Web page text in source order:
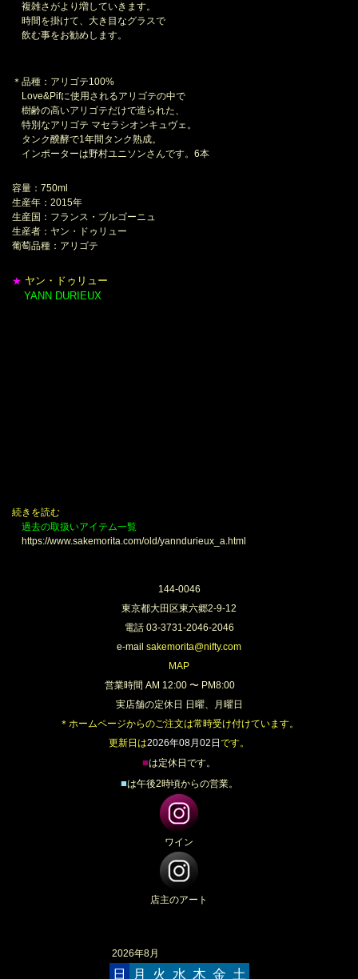
複雑さがより増していきます。
時間を掛けて、大き目なグラスで
飲む事をお勧めします。
＊品種：アリゴテ100%
Love&Pifに使用されるアリゴテの中で
樹齢の高いアリゴテだけで造られた、
特別なアリゴテ マセラシオンキュヴェ。
タンク醗酵で1年間タンク熟成。
インポーターは野村ユニソンさんです。6本
容量：750ml
生産年：2015年
生産国：フランス・ブルゴーニュ
生産者：ヤン・ドゥリュー
葡萄品種：アリゴテ
★ ヤン・ドゥリュー
YANN DURIEUX
続きを読む
過去の取扱いアイテム一覧
https://www.sakemorita.com/old/yanndurieux_a.html
144-0046
東京都大田区東六郷2-9-12
電話 03-3731-2046-2046
e-mail sakemorita@nifty.com
MAP
営業時間 AM 12:00 〜 PM8:00
実店舗の定休日 日曜、月曜日
＊ホームページからのご注文は常時受け付けています。
更新日は2026年08月02日 です。
■は定休日です。
■は午後2時頃からの営業。
ワイン
店主のアート
2026年8月
日 月 火 水 木 金 土